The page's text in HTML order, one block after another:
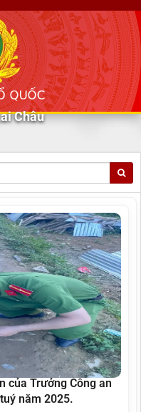
Châu
của Trưởng Công an
năm 2025.